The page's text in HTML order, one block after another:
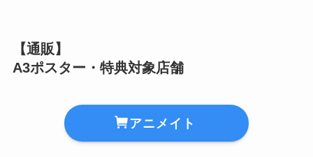
【通販】
A3ポスター・特典対象店舗
アニメイト